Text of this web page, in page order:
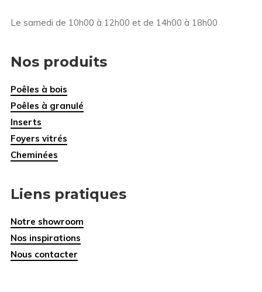
Le samedi de 10h00 à 12h00 et de 14h00 à 18h00
Nos produits
Poêles à bois
Poêles à granulé
Inserts
Foyers vitrés
Cheminées
Liens pratiques
Notre showroom
Nos inspirations
Nous contacter